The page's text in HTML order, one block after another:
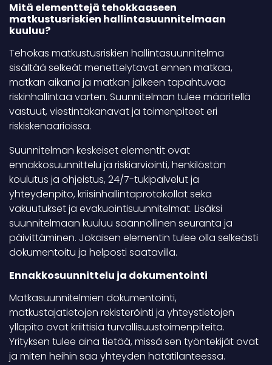
Mitä elementtejä tehokkaaseen
matkustusriskien hallintasuunnitelmaan
kuuluu?
Tehokas matkustusriskien hallintasuunnitelma
sisältää selkeät menettelytavat ennen matkaa,
matkan aikana ja matkan jälkeen tapahtuvaa
riskinhallintaa varten. Suunnitelman tulee määritellä
vastuut, viestintäkanavat ja toimenpiteet eri
riskiskenaarioissa.
Suunnitelman keskeiset elementit ovat
ennakkosuunnittelu ja riskiarviointi, henkilöstön
koulutus ja ohjeistus, 24/7-tukipalvelut ja
yhteydenpito, kriisinhallintaprotokollat sekä
vakuutukset ja evakuointisuunnitelmat. Lisäksi
suunnitelmaan kuuluu säännöllinen seuranta ja
päivittäminen. Jokaisen elementin tulee olla selkeästi
dokumentoitu ja helposti saatavilla.
Ennakkosuunnittelu ja dokumentointi
Matkasuunnitelmien dokumentointi,
matkustajatietojen rekisteröinti ja yhteystietojen
ylläpito ovat kriittisiä turvallisuustoimenpiteitä.
Yrityksen tulee aina tietää, missä sen työntekijät ovat
ja miten heihin saa yhteyden hätätilanteessa.